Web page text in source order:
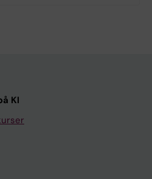
KI